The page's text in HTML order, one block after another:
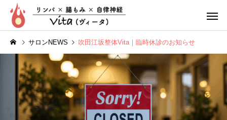
リンパ整体 腸もみ
サロンNEWS 吹田江坂整体Vita｜臨時休診のお知らせ